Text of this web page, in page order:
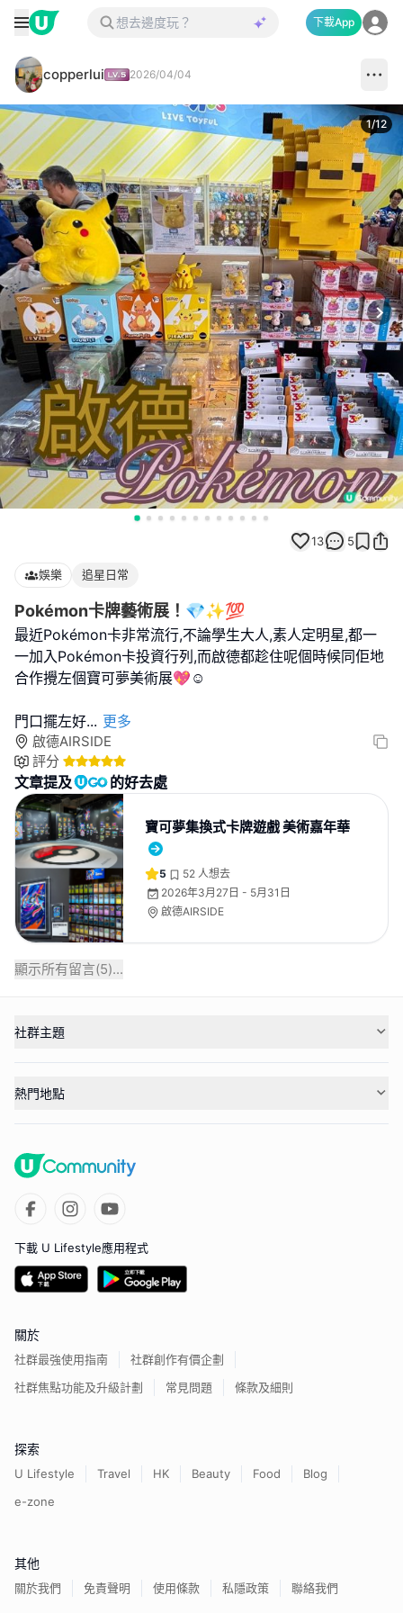
下載App
copperlui 2026/04/04
1/12
13 5
娛樂 追星日常
Pokémon卡牌藝術展！💎✨💯
最近Pokémon卡非常流行,不論學生大人,素人定明星,都一
一加入Pokémon卡投資行列,而啟德都趁住呢個時候同佢地
合作攪左個寶可夢美術展💖☺️
門口擺左好... 更多
啟德AIRSIDE
評分
文章提及 的好去處
寶可夢集換式卡牌遊戲 美術嘉年華
5 52 人想去
2026年3月27日 - 5月31日
啟德AIRSIDE
顯示所有留言(5)...
社群主題
熱門地點
下載 U Lifestyle應用程式
關於
社群最強使用指南
社群創作有價企劃
社群焦點功能及升級計劃
常見問題 條款及細則
探索
U Lifestyle Travel HK Beauty Food
Blog
e-zone
其他
關於我們 免責聲明 使用條款 私隱政策 聯絡我們